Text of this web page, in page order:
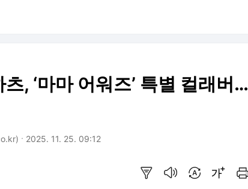
, ‘마마 어워즈’ 특별 컬래버…
2025. 11. 25. 09:12